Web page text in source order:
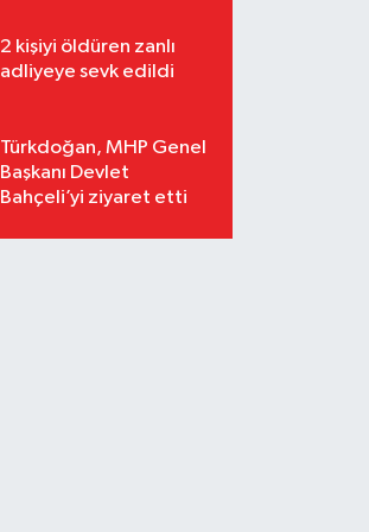
2 kişiyi öldüren zanlı
adliyeye sevk edildi
Türkdoğan, MHP Genel
Başkanı Devlet
Bahçeli’yi ziyaret etti